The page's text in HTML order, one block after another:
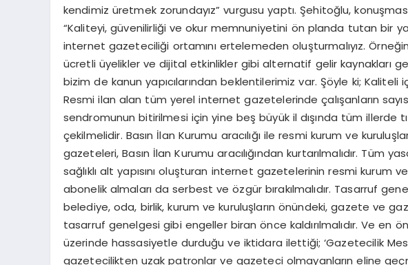
kendimiz üretmek zorundayız” vurgusu yaptı. Şehitoğlu,
“Kaliteyi, güvenilirliği ve okur memnuniyetini ön planda tutan bir
internet gazeteciliği ortamını ertelemeden oluşturmalıyız.
ücretli üyelikler ve dijital etkinlikler gibi alternatif gelir kaynakları
bizim de kanun yapıcılarından beklentilerimiz var. Şöyle ki; Kaliteli
Resmi ilan alan tüm yerel internet gazetelerinde çalışanların
sendromunun bitirilmesi için yine beş büyük il dışında tüm illerde
çekilmelidir. Basın İlan Kurumu aracılığı ile resmi kurum ve
gazeteleri, Basın İlan Kurumu aracılığından kurtarılmalıdır. Tüm
sağlıklı alt yapısını oluşturan internet gazetelerinin resmi kurum
abonelik almaları da serbest ve özgür bırakılmalıdır. Tasarruf
belediye, oda, birlik, kurum ve kuruluşların önündeki, gazete ve
tasarruf genelgesi gibi engeller biran önce kaldırılmalıdır. Ve en
üzerinde hassasiyetle durduğu ve iktidara ilettiği; ‘Gazetecilik
gazetecilikten uzak patronlar ve gazeteci olmayanların eline